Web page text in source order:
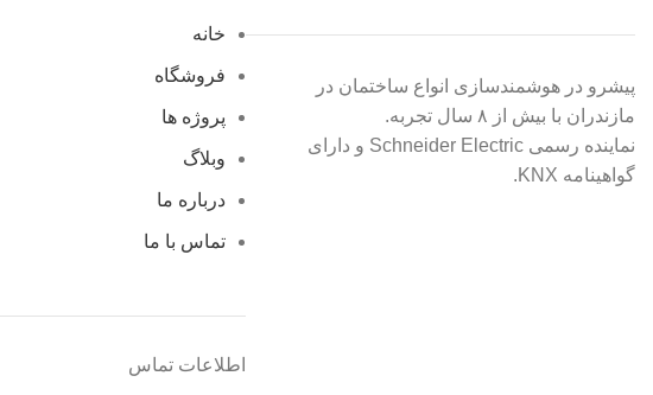
پیشرو در هوشمندسازی انواع ساختمان در
مازندران با بیش از ۸ سال تجربه.
نماینده رسمی Schneider Electric و دارای
گواهینامه KNX.
خانه
فروشگاه
پروژه ها
وبلاگ
درباره ما
تماس با ما
اطلاعات تماس